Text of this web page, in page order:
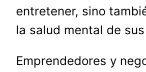
entretener, sino
la salud mental de
Emprendedores y